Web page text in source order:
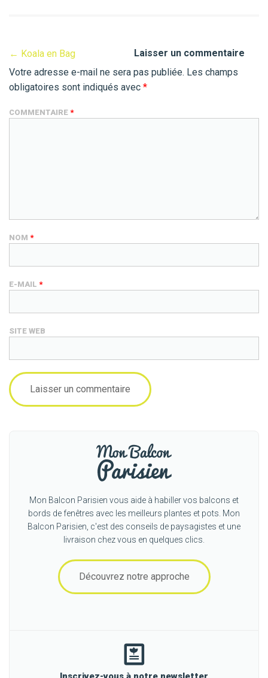
← Koala en Bag
Laisser un commentaire
Votre adresse e-mail ne sera pas publiée. Les champs
obligatoires sont indiqués avec *
COMMENTAIRE *
NOM *
E-MAIL *
SITE WEB
Mon Balcon Parisien vous aide à habiller vos balcons et
bords de fenêtres avec les meilleurs plantes et pots. Mon
Balcon Parisien, c'est des conseils de paysagistes et une
livraison chez vous en quelques clics.
Découvrez notre approche